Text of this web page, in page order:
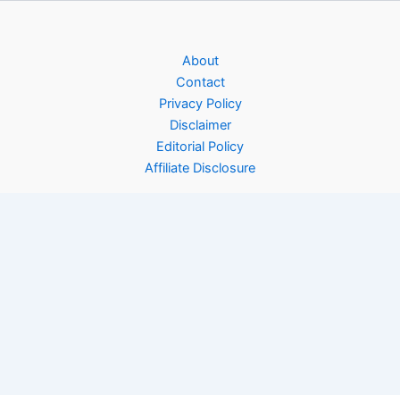
About
Contact
Privacy Policy
Disclaimer
Editorial Policy
Affiliate Disclosure